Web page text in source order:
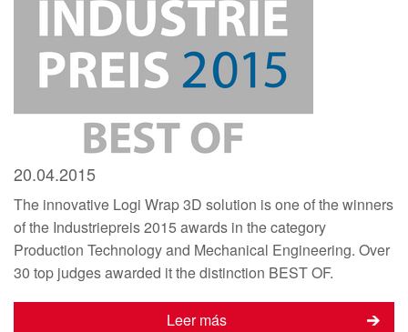
20.04.2015
The innovative Logi Wrap 3D solution is one of the winners
of the Industriepreis 2015 awards in the category
Production Technology and Mechanical Engineering. Over
30 top judges awarded it the distinction BEST OF.
Leer más